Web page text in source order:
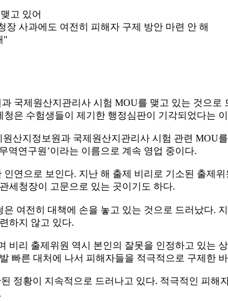
고 있어
사과에도 여전히 피해자 구제 방안 마련 안 해
"
국제원산지관리사 시험 MOU를 맺고 있는 것으로
은 수험생들이 제기한 행정심판이 기각되었다는
원산지정보원과 국제원산지관리사 시험 관련 MOU
역연구원 ’이라는 이름으로 계속 영업 중이다.
인연으로 보인다. 지난 해 출제 비리로 기소된 출제위
세청장이 고문으로 있는 곳이기도 하다.
여전히 대책에 손을 놓고 있는 것으로 드러났다.
하지 않고 있다.
비리 출제위원 역시 본인의 잘못을 인정하고 있는
빠른 대처에 나서 피해자들을 적극적으로 구제한
정황이 지속적으로 드러나고 있다. 적극적인 피해
.